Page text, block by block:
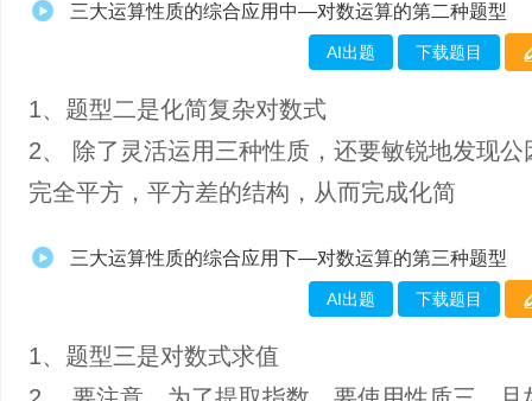
三大运算性质的综合应用中—对数运算的第二种题型
AI出题 下载题目
1、​题型二是化简复杂对数式
2、 除了灵活运用三种性质，还要敏锐地发现公
完全平方，平方差的结构，从而完成化简
三大运算性质的综合应用下—对数运算的第三种题型
AI出题 下载题目
1、题型三是对数式求值